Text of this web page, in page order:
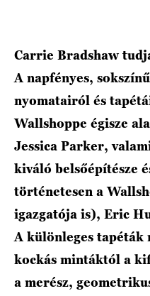
Carrie Bradshaw
A napfényes,
nyomatairól és
Wallshoppe égisze
Jessica Parker,
kiváló belsőépítésze
történetesen a
igazgatója is), Eric
A különleges tapéták
kockás mintáktól a
a merész,